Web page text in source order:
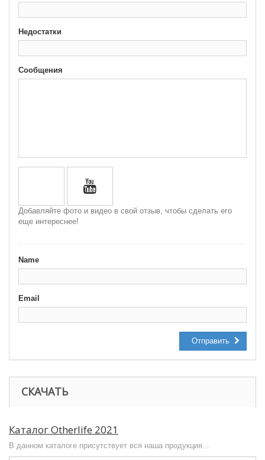
Недостатки
Сообщения
Добавляйте фото и видео в свой отзыв, чтобы сделать его
еще интереснее!
Name
Email
Отправить
СКАЧАТЬ
Каталог Otherlife 2021
В данном каталоге присутствует вся наша продукция...